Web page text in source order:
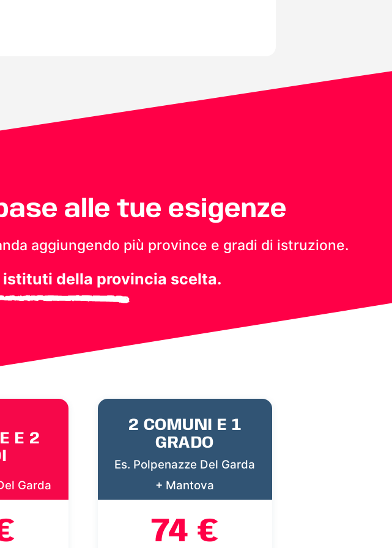
alle tue esigenze
aggiungendo più province e gradi di istruzione.
istituti della provincia scelta.
E 2
Garda
2 COMUNI E 1
GRADO
Es. Polpenazze Del Garda
+ Mantova
74 €